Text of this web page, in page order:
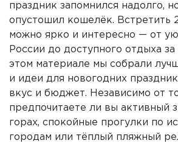
праздник запомнился надолго,
опустошил кошелёк. Встретить
можно ярко и интересно — от
России до доступного отдыха
этом материале мы собрали
и идеи для новогодних
вкус и бюджет. Независимо от
предпочитаете ли вы активный
горах, спокойные прогулки по
городам или тёплый пляжный